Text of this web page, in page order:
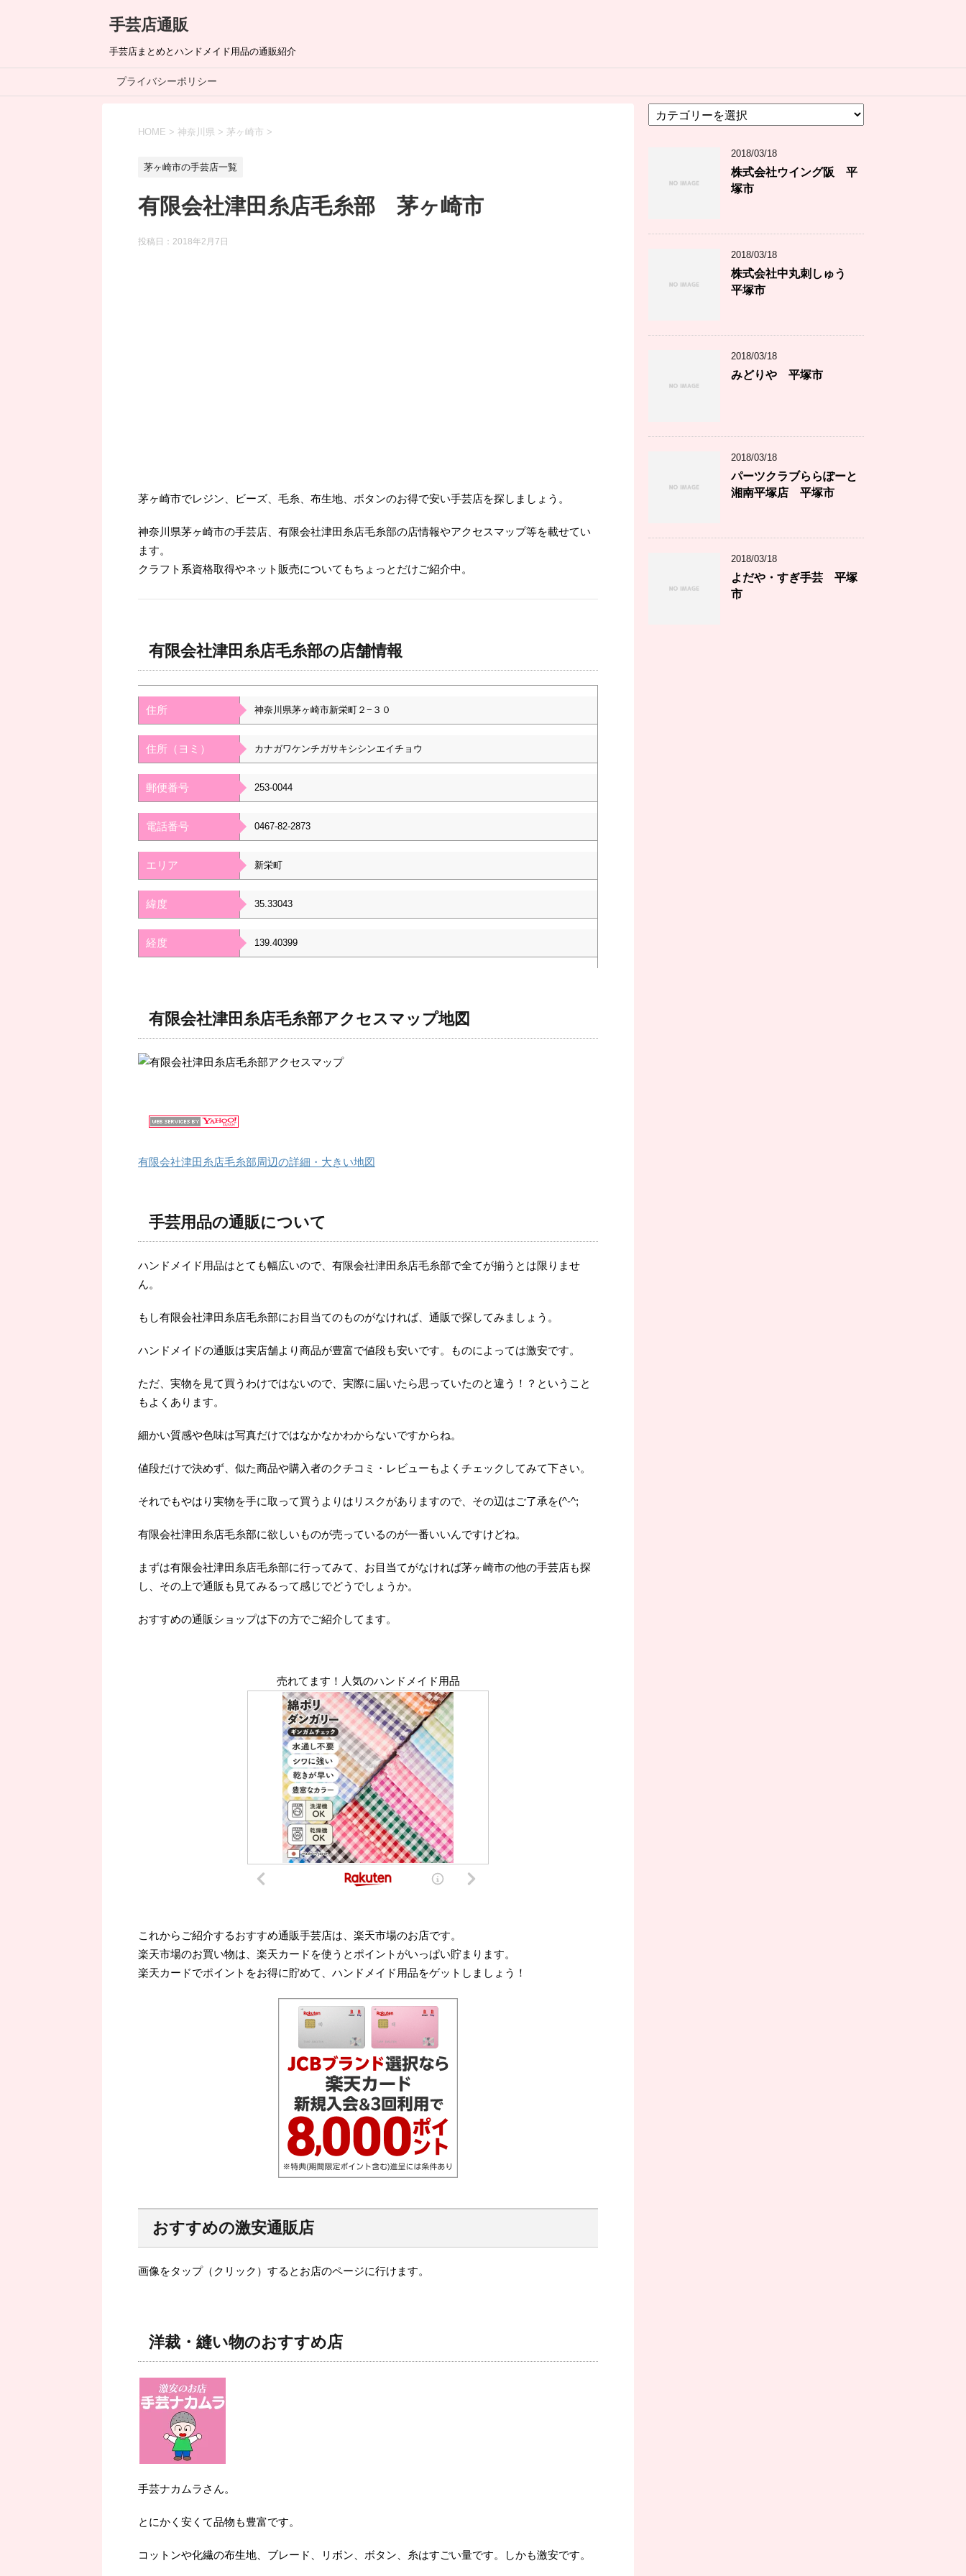
手芸店通販
手芸店まとめとハンドメイド用品の通販紹介
プライバシーポリシー
HOME > 神奈川県 > 茅ヶ崎市 >
茅ヶ崎市の手芸店一覧
有限会社津田糸店毛糸部 茅ヶ崎市
投稿日： 2018年2月7日
茅ヶ崎市でレジン、ビーズ、毛糸、布生地、ボタンのお得で安い手芸店を探しましょう。
神奈川県茅ヶ崎市の手芸店、有限会社津田糸店毛糸部の店情報やアクセスマップ等を載せてい
ます。
クラフト系資格取得やネット販売についてもちょっとだけご紹介中。
有限会社津田糸店毛糸部の店舗情報
住所 神奈川県茅ヶ崎市新栄町２−３０
住所（ヨミ） カナガワケンチガサキシシンエイチョウ
郵便番号 253-0044
電話番号 0467-82-2873
エリア 新栄町
緯度 35.33043
経度 139.40399
有限会社津田糸店毛糸部アクセスマップ地図
有限会社津田糸店毛糸部周辺の詳細・大きい地図
手芸用品の通販について
ハンドメイド用品はとても幅広いので、有限会社津田糸店毛糸部で全てが揃うとは限りませ
ん。
もし有限会社津田糸店毛糸部にお目当てのものがなければ、通販で探してみましょう。
ハンドメイドの通販は実店舗より商品が豊富で値段も安いです。ものによっては激安です。
ただ、実物を見て買うわけではないので、実際に届いたら思っていたのと違う！？ということ
もよくあります。
細かい質感や色味は写真だけではなかなかわからないですからね。
値段だけで決めず、似た商品や購入者のクチコミ・レビューもよくチェックしてみて下さい。
それでもやはり実物を手に取って買うよりはリスクがありますので、その辺はご了承を(^-^;
有限会社津田糸店毛糸部に欲しいものが売っているのが一番いいんですけどね。
まずは有限会社津田糸店毛糸部に行ってみて、お目当てがなければ茅ヶ崎市の他の手芸店も探
し、その上で通販も見てみるって感じでどうでしょうか。
おすすめの通販ショップは下の方でご紹介してます。
売れてます！人気のハンドメイド用品
これからご紹介するおすすめ通販手芸店は、楽天市場のお店です。
楽天市場のお買い物は、楽天カードを使うとポイントがいっぱい貯まります。
楽天カードでポイントをお得に貯めて、ハンドメイド用品をゲットしましょう！
おすすめの激安通販店
画像をタップ（クリック）するとお店のページに行けます。
洋裁・縫い物のおすすめ店
手芸ナカムラさん。
とにかく安くて品物も豊富です。
コットンや化繊の布生地、ブレード、リボン、ボタン、糸はすごい量です。しかも激安です。
テ
2018/03/18
株式会社ウイング阪 平
塚市
2018/03/18
株式会社中丸刺しゅう
平塚市
2018/03/18
みどりや 平塚市
2018/03/18
パーツクラブららぽーと
湘南平塚店 平塚市
2018/03/18
よだや・すぎ手芸 平塚
市